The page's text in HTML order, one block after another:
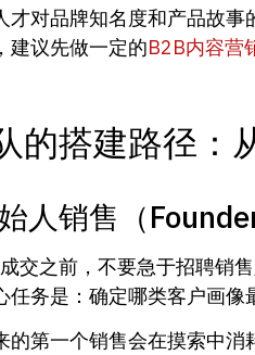
才对品牌知名度和产品故
建议先做一定的B2B内容营
的搭建路径：
人销售（
交之前，不要急于招聘销
务是：确定哪类客户画
的第一个销售会在摸索中